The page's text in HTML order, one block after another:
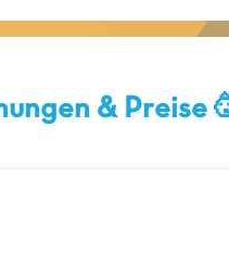
& Preise